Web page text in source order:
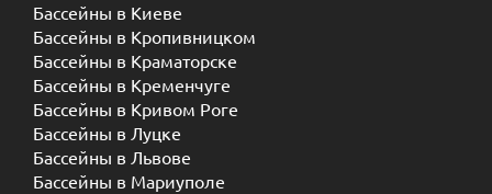
Бассейны в Киеве
Бассейны в Кропивницком
Бассейны в Краматорске
Бассейны в Кременчуге
Бассейны в Кривом Роге
Бассейны в Луцке
Бассейны в Львове
Бассейны в Мариуполе